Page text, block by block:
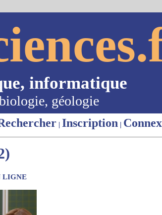
informatique
géologie
| Inscription |
LIGNE